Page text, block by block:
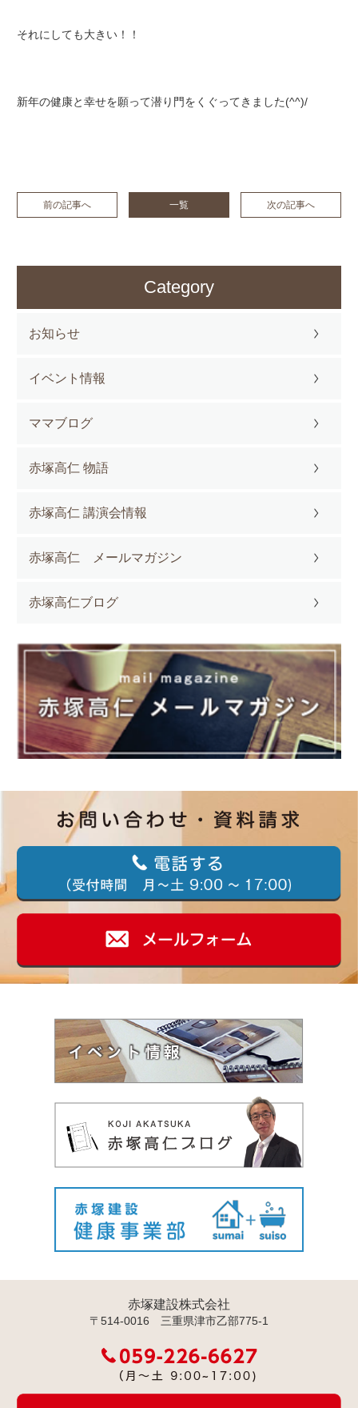
それにしても大きい！！
新年の健康と幸せを願って潜り門をくぐってきました(^^)/
前の記事へ 一覧 次の記事へ
Category
お知らせ
イベント情報
ママブログ
赤塚高仁 物語
赤塚高仁 講演会情報
赤塚高仁 メールマガジン
赤塚高仁ブログ
赤塚建設株式会社
〒514-0016 三重県津市乙部775-1